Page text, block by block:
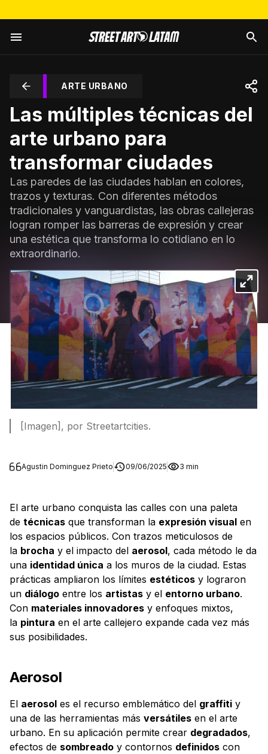
ARTE URBANO
Las múltiples técnicas del
arte urbano para
transformar ciudades
Las paredes de las ciudades hablan en colores,
trazos y texturas. Con diferentes métodos
tradicionales y vanguardistas, las obras callejeras
logran romper las barreras de expresión y crear
una estética que transforma lo cotidiano en lo
extraordinario.
[Imagen], por Streetartcities.
Agustin Dominguez Prieto 09/06/2025 3 min
El arte urbano conquista las calles con una paleta
de técnicas que transforman la expresión visual en
los espacios públicos. Con trazos meticulosos de
la brocha y el impacto del aerosol, cada método le da
una identidad única a los muros de la ciudad. Estas
prácticas ampliaron los límites estéticos y lograron
un diálogo entre los artistas y el entorno urbano.
Con materiales innovadores y enfoques mixtos,
la pintura en el arte callejero expande cada vez más
sus posibilidades.
Aerosol
El aerosol es el recurso emblemático del graffiti y
una de las herramientas más versátiles en el arte
urbano. En su aplicación permite crear degradados,
efectos de sombreado y contornos definidos con